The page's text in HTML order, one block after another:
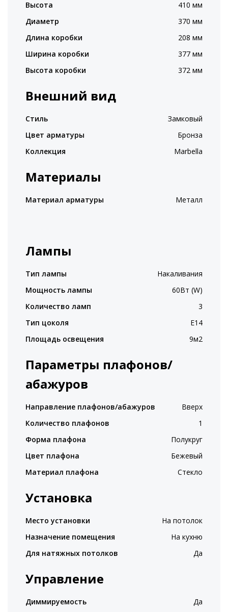
Высота
410 мм
Диаметр
370 мм
Длина коробки
208 мм
Ширина коробки
377 мм
Высота коробки
372 мм
Внешний вид
Стиль
Замковый
Цвет арматуры
Бронза
Коллекция
Marbella
Материалы
Материал арматуры Металл
Лампы
Тип лампы
Накаливания
Мощность лампы
60Вт (W)
Количество ламп
3
Тип цоколя
E14
Площадь освещения
9м2
Параметры плафонов/
абажуров
Направление плафонов/абажуров
Вверх
Количество плафонов
1
Форма плафона
Полукруг
Цвет плафона
Бежевый
Материал плафона
Стекло
Установка
Место установки
На потолок
Назначение помещения
На кухню
Для натяжных потолков
Да
Управление
Диммируемость Да